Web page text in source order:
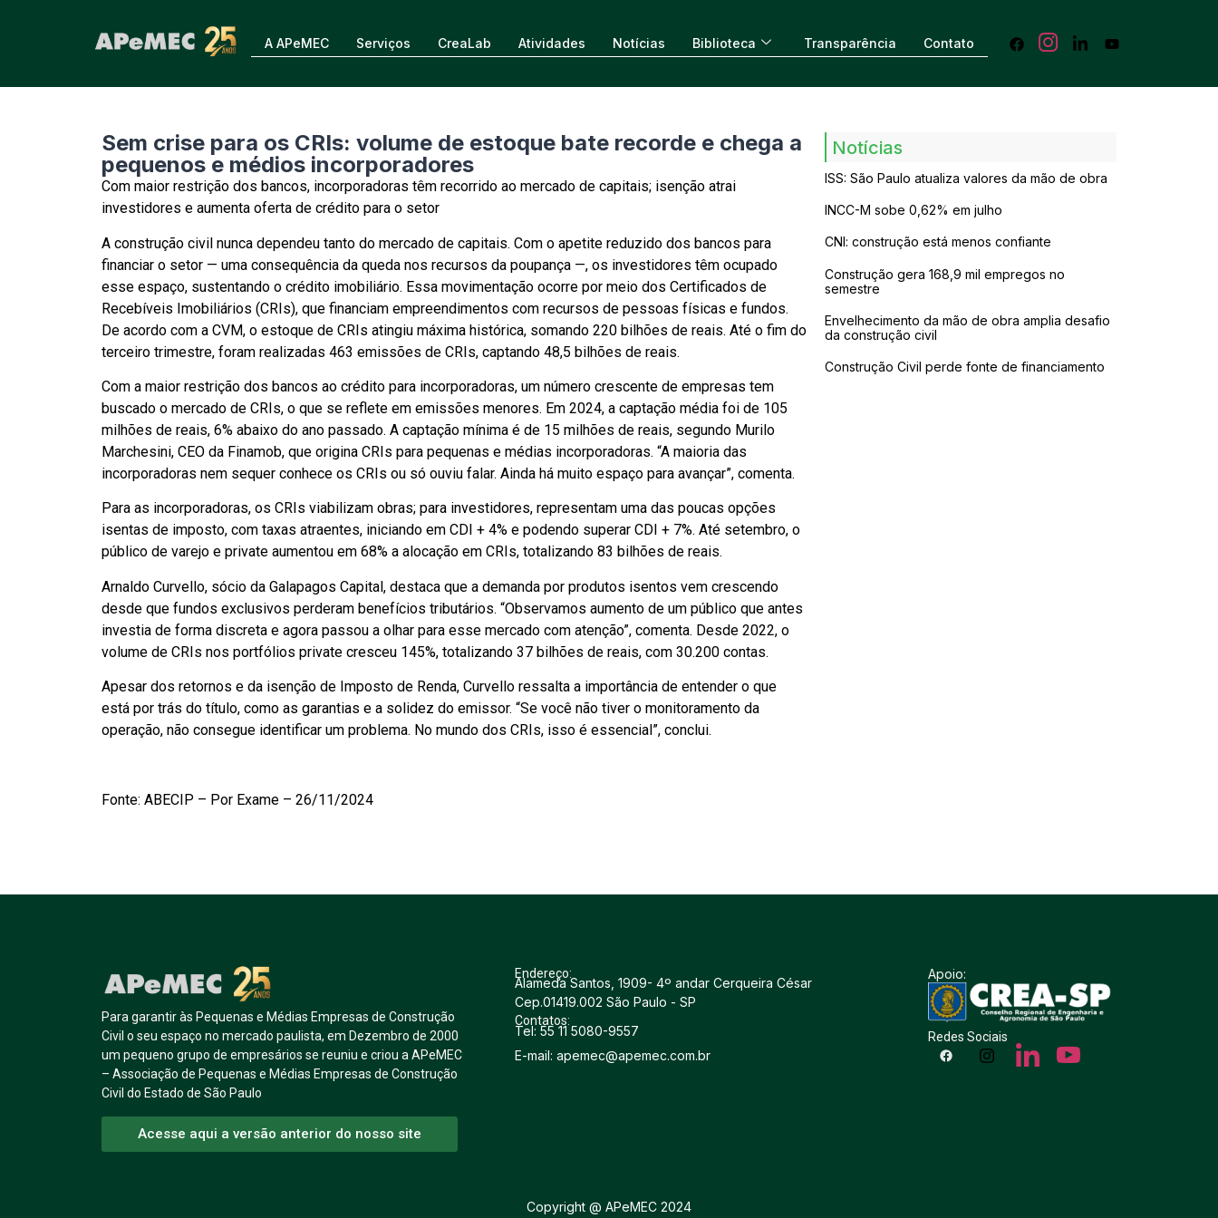
A APeMEC Serviços CreaLab Atividades Notícias Biblioteca Transparência Contato
Sem crise para os CRIs: volume de estoque bate recorde e chega a
pequenos e médios incorporadores
Com maior restrição dos bancos, incorporadoras têm recorrido ao mercado de capitais; isenção atrai
investidores e aumenta oferta de crédito para o setor
A construção civil nunca dependeu tanto do mercado de capitais. Com o apetite reduzido dos bancos para
financiar o setor — uma consequência da queda nos recursos da poupança —, os investidores têm ocupado
esse espaço, sustentando o crédito imobiliário. Essa movimentação ocorre por meio dos Certificados de
Recebíveis Imobiliários (CRIs), que financiam empreendimentos com recursos de pessoas físicas e fundos.
De acordo com a CVM, o estoque de CRIs atingiu máxima histórica, somando 220 bilhões de reais. Até o fim do
terceiro trimestre, foram realizadas 463 emissões de CRIs, captando 48,5 bilhões de reais.
Com a maior restrição dos bancos ao crédito para incorporadoras, um número crescente de empresas tem
buscado o mercado de CRIs, o que se reflete em emissões menores. Em 2024, a captação média foi de 105
milhões de reais, 6% abaixo do ano passado. A captação mínima é de 15 milhões de reais, segundo Murilo
Marchesini, CEO da Finamob, que origina CRIs para pequenas e médias incorporadoras. “A maioria das
incorporadoras nem sequer conhece os CRIs ou só ouviu falar. Ainda há muito espaço para avançar”, comenta.
Para as incorporadoras, os CRIs viabilizam obras; para investidores, representam uma das poucas opções
isentas de imposto, com taxas atraentes, iniciando em CDI + 4% e podendo superar CDI + 7%. Até setembro, o
público de varejo e private aumentou em 68% a alocação em CRIs, totalizando 83 bilhões de reais.
Arnaldo Curvello, sócio da Galapagos Capital, destaca que a demanda por produtos isentos vem crescendo
desde que fundos exclusivos perderam benefícios tributários. “Observamos aumento de um público que antes
investia de forma discreta e agora passou a olhar para esse mercado com atenção”, comenta. Desde 2022, o
volume de CRIs nos portfólios private cresceu 145%, totalizando 37 bilhões de reais, com 30.200 contas.
Apesar dos retornos e da isenção de Imposto de Renda, Curvello ressalta a importância de entender o que
está por trás do título, como as garantias e a solidez do emissor. “Se você não tiver o monitoramento da
operação, não consegue identificar um problema. No mundo dos CRIs, isso é essencial”, conclui.
Fonte: ABECIP – Por Exame – 26/11/2024
Notícias
ISS: São Paulo atualiza valores da mão de obra
INCC-M sobe 0,62% em julho
CNI: construção está menos confiante
Construção gera 168,9 mil empregos no
semestre
Envelhecimento da mão de obra amplia desafio
da construção civil
Construção Civil perde fonte de financiamento
Para garantir às Pequenas e Médias Empresas de Construção
Civil o seu espaço no mercado paulista, em Dezembro de 2000
um pequeno grupo de empresários se reuniu e criou a APeMEC
– Associação de Pequenas e Médias Empresas de Construção
Civil do Estado de São Paulo
Acesse aqui a versão anterior do nosso site
Endereço:
Alameda Santos, 1909- 4º andar Cerqueira César
Cep.01419.002 São Paulo - SP
Contatos:
Tel: 55 11 5080-9557
E-mail: apemec@apemec.com.br
Apoio:
Redes Sociais
Copyright @ APeMEC 2024